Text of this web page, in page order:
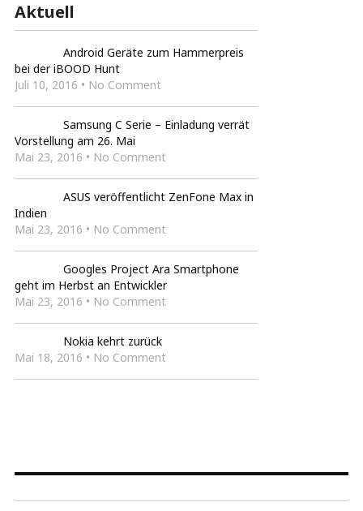
Aktuell
Android Geräte zum Hammerpreis
bei der iBOOD Hunt
Juli 10, 2016 • No Comment
Samsung C Serie – Einladung verrät
Vorstellung am 26. Mai
Mai 23, 2016 • No Comment
ASUS veröffentlicht ZenFone Max in
Indien
Mai 23, 2016 • No Comment
Googles Project Ara Smartphone
geht im Herbst an Entwickler
Mai 23, 2016 • No Comment
Nokia kehrt zurück
Mai 18, 2016 • No Comment